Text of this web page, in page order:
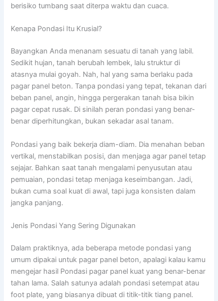
berisiko tumbang saat diterpa waktu dan cuaca.
Kenapa Pondasi Itu Krusial?
Bayangkan Anda menanam sesuatu di tanah yang labil.
Sedikit hujan, tanah berubah lembek, lalu struktur di
atasnya mulai goyah. Nah, hal yang sama berlaku pada
pagar panel beton. Tanpa pondasi yang tepat, tekanan dari
beban panel, angin, hingga pergerakan tanah bisa bikin
pagar cepat rusak. Di sinilah peran pondasi yang benar-
benar diperhitungkan, bukan sekadar asal tanam.
Pondasi yang baik bekerja diam-diam. Dia menahan beban
vertikal, menstabilkan posisi, dan menjaga agar panel tetap
sejajar. Bahkan saat tanah mengalami penyusutan atau
pemuaian, pondasi tetap menjaga keseimbangan. Jadi,
bukan cuma soal kuat di awal, tapi juga konsisten dalam
jangka panjang.
Jenis Pondasi Yang Sering Digunakan
Dalam praktiknya, ada beberapa metode pondasi yang
umum dipakai untuk pagar panel beton, apalagi kalau kamu
mengejar hasil Pondasi pagar panel kuat yang benar-benar
tahan lama. Salah satunya adalah pondasi setempat atau
foot plate, yang biasanya dibuat di titik-titik tiang panel.